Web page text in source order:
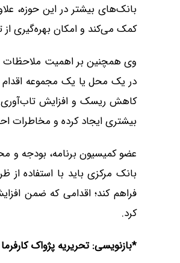
بانک‌های بیشتر در این حوزه،
کمک می‌کند و امکان بهره‌گیری
وی همچنین بر اهمیت ملاحظات
در یک محل یا یک مجموعه اقدام
کاهش ریسک و افزایش تاب‌آوری
بیشتری ایجاد کرده و مخاطرات
عضو کمیسیون برنامه، بودجه و
بانک مرکزی باید با استفاده
فراهم کند؛ اقدامی که ضمن
کرد.
*بازنویسی: تحریریه پژواک کارفرما